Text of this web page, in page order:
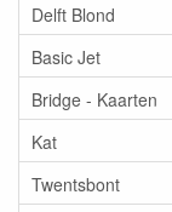
Delft Blond
Basic Jet
Bridge - Kaarten
Kat
Twentsbont